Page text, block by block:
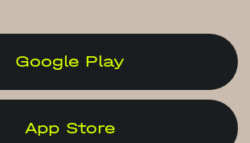
Google Play
App Store